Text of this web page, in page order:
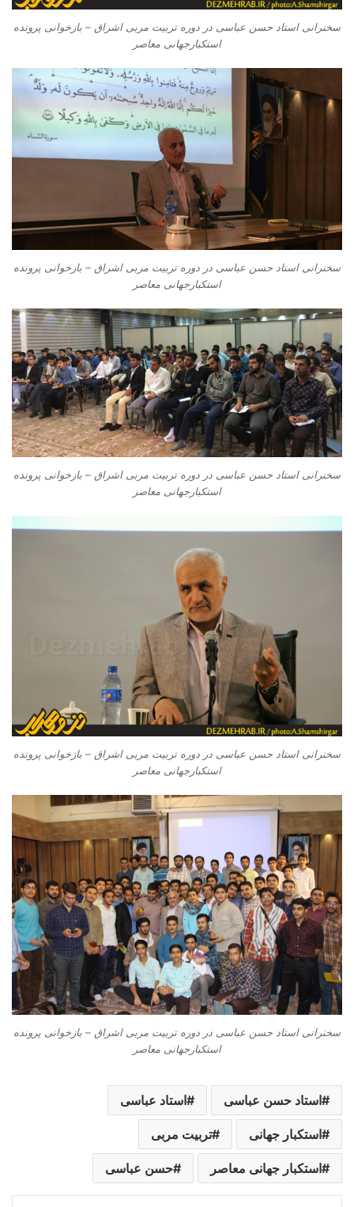
سخنرانی استاد حسن عباسی در دوره تربیت مربی اشراق – بازخوانی پرونده
استکبارجهانی معاصر
سخنرانی استاد حسن عباسی در دوره تربیت مربی اشراق – بازخوانی پرونده
استکبارجهانی معاصر
سخنرانی استاد حسن عباسی در دوره تربیت مربی اشراق – بازخوانی پرونده
استکبارجهانی معاصر
سخنرانی استاد حسن عباسی در دوره تربیت مربی اشراق – بازخوانی پرونده
استکبارجهانی معاصر
سخنرانی استاد حسن عباسی در دوره تربیت مربی اشراق – بازخوانی پرونده
استکبارجهانی معاصر
استاد حسن عباسی استاد عباسی
استکبار جهانی تربیت مربی
استکبار جهانی معاصر حسن عباسی